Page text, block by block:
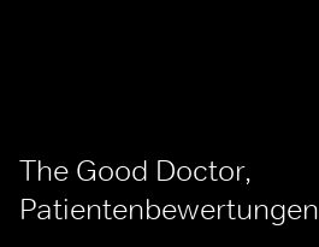
The Good Doctor,
Patientenbewertungen